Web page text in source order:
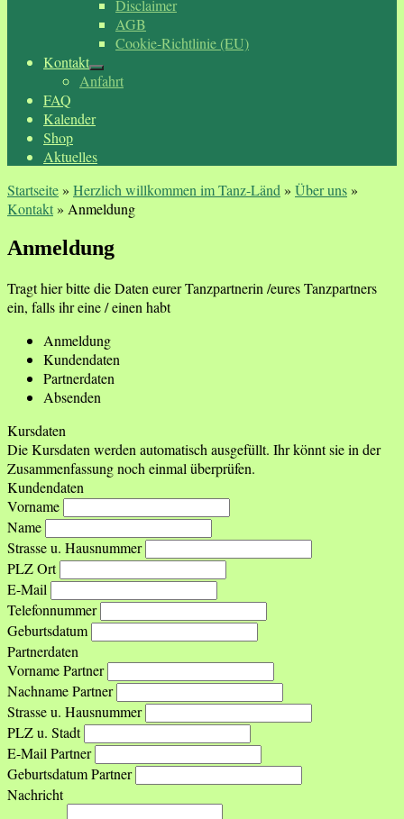
Disclaimer
AGB
Cookie-Richtlinie (EU)
Kontakt
Anfahrt
FAQ
Kalender
Shop
Aktuelles
Startseite» Herzlich willkommen im Tanz-Länd » Über uns»
Kontakt» Anmeldung
Anmeldung
Tragt hier bitte die Daten eurer Tanzpartnerin /eures Tanzpartners
ein, falls ihr eine / einen habt
Anmeldung
Kundendaten
Partnerdaten
Absenden
Kursdaten
Die Kursdaten werden automatisch ausgefüllt. Ihr könnt sie in der
Zusammenfassung noch einmal überprüfen.
Kundendaten
Vorname
Name
Strasse u. Hausnummer
PLZ Ort
E-Mail
Telefonnummer
Geburtsdatum
Partnerdaten
Vorname Partner
Nachname Partner
Strasse u. Hausnummer
PLZ u. Stadt
E-Mail Partner
Geburtsdatum Partner
Nachricht